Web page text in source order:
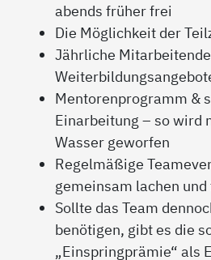
abends früher frei
Die Möglichkeit der
Jährliche
Mentorenprogramm &
Einarbeitung – so wird
Wasser geworfen
Regelmäßige
gemeinsam lachen
Sollte das Team
benötigen, gibt es die
„Einspringprämie“ als